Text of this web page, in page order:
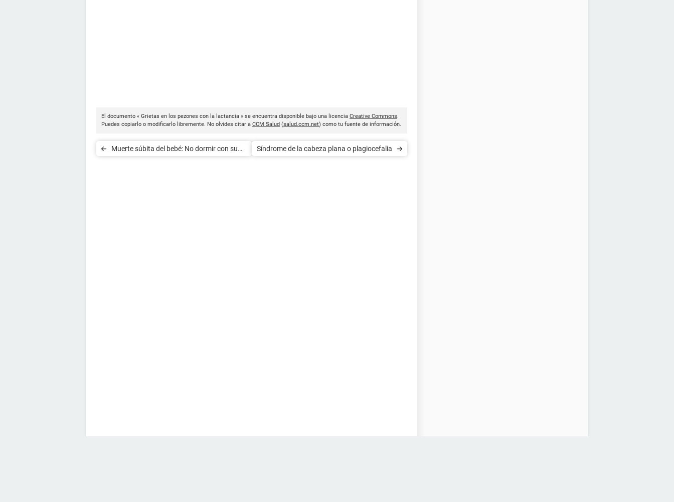
El documento « Grietas en los pezones con la lactancia » se encuentra disponible bajo una licencia Creative Commons.
Puedes copiarlo o modificarlo libremente. No olvides citar a CCM Salud (salud.ccm.net) como tu fuente de información.
Muerte súbita del bebé: No dormir con su
Síndrome de la cabeza plana o plagiocefalia